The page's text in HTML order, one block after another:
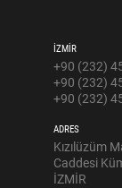
İZMİR
+90 (232)
+90 (232)
+90 (232)
ADRES
Kızılüzüm
Caddesi
İZMİR